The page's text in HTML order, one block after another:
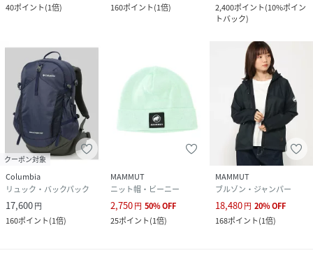
40ポイント(1倍)
160ポイント(1倍)
2,400ポイント(10%ポイン
トバック)
クーポン対象
Columbia
リュック・バックパック
17,600円
160ポイント(1倍)
MAMMUT
ニット帽・ビーニー
2,750円 50%OFF
25ポイント(1倍)
MAMMUT
ブルゾン・ジャンパー
18,480円 20%OFF
168ポイント(1倍)